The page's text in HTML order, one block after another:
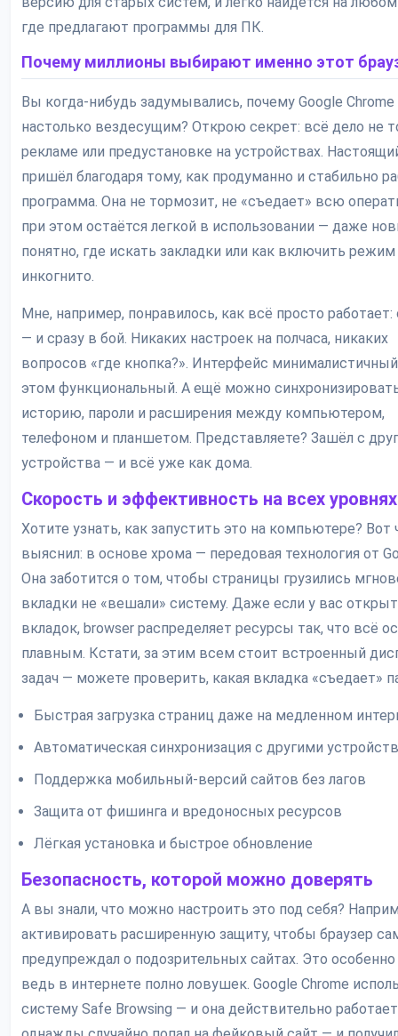
где предлагают программы для ПК.
Почему миллионы выбирают именно этот
Вы когда-нибудь задумывались, почему Google Chrome
настолько вездесущим? Открою секрет: всё дело не
рекламе или предустановке на устройствах.
пришёл благодаря тому, как продуманно и стабильно
программа. Она не тормозит, не «съедает» всю
при этом остаётся легкой в использовании — даже
понятно, где искать закладки или как включить режим
инкогнито.
Мне, например, понравилось, как всё просто
— и сразу в бой. Никаких настроек на полчаса, никаких
вопросов «где кнопка?». Интерфейс
этом функциональный. А ещё можно
историю, пароли и расширения между компьютером,
телефоном и планшетом. Представляете? Зашёл с
устройства — и всё уже как дома.
Скорость и эффективность на всех уровнях
Хотите узнать, как запустить это на компьютере? Вот
выяснил: в основе хрома — передовая технология от
Она заботится о том, чтобы страницы грузились
вкладки не «вешали» систему. Даже если у вас
вкладок, browser распределяет ресурсы так, что всё
плавным. Кстати, за этим всем стоит встроенный
задач — можете проверить, какая вкладка «съедает»
Быстрая загрузка страниц даже на медленном
Автоматическая синхронизация с другими
Поддержка мобильный-версий сайтов без лагов
Защита от фишинга и вредоносных ресурсов
Лёгкая установка и быстрое обновление
Безопасность, которой можно доверять
А вы знали, что можно настроить это под себя?
активировать расширенную защиту, чтобы браузер
предупреждал о подозрительных сайтах. Это
ведь в интернете полно ловушек. Google Chrome
систему Safe Browsing — и она действительно